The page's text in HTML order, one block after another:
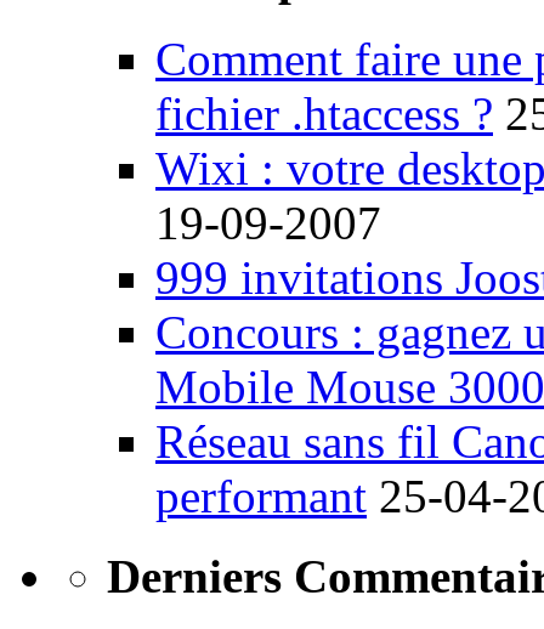
Comment faire une
fichier .htaccess ?
Wixi : votre
19-09-2007
999 invitations
Concours : gagnez
Mobile Mouse 3000
Réseau sans fil
performant 25-04-
Derniers